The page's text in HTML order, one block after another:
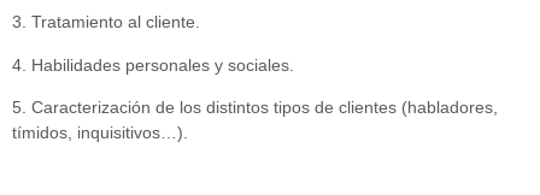
3. Tratamiento al cliente.
4. Habilidades personales y sociales.
5. Caracterización de los distintos tipos de clientes (habladores,
tímidos, inquisitivos…).